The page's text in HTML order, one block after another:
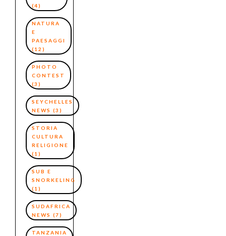
(4)
NATURA
E
PAESAGGI
(12)
PHOTO
CONTEST
(3)
SEYCHELLES
NEWS (3)
STORIA
CULTURA
RELIGIONE
(1)
SUB E
SNORKELING
(1)
SUDAFRICA
NEWS (7)
TANZANIA